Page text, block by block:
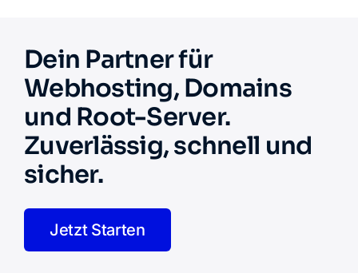
Dein Partner für
Webhosting, Domains
und Root-Server.
Zuverlässig, schnell und
sicher.
Jetzt Starten